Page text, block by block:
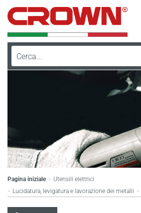
Pagina iniziale > Utensili elettrici
> Lucidatura, levigatura e lavorazione dei metalli >